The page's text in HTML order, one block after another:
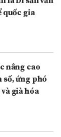
quốc gia
nâng cao
số, ứng phó
già hóa